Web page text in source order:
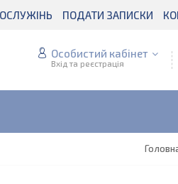
ПОДАТИ ЗАПИСКИ
Особистий кабінет
Вхід та реєстрація